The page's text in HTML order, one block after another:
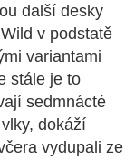
další desky
v podstatě
variantami
stále je to
sedmnácté
dokáží
vydupali ze